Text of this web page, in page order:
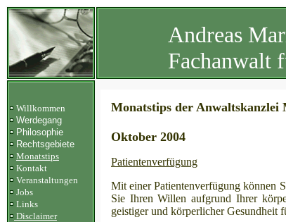
Andreas
Fachanwalt
Willkommen
Werdegang
Philosophie
Rechtsgebiete
Monatstips
Kontakt
Veranstaltungen
Jobs
Links
Disclaimer
Monatstips der Anwaltskanzlei
Oktober 2004
Patientenverfügung
Mit einer Patientenverfügung können
Sie Ihren Willen aufgrund Ihrer
geistiger und körperlicher Gesundheit